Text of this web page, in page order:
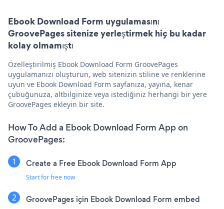
Ebook Download Form uygulamasını
GroovePages sitenize yerleştirmek hiç bu kadar
kolay olmamıştı
Özelleştirilmiş Ebook Download Form GroovePages
uygulamanızı oluşturun, web sitenizin stiline ve renklerine
uyun ve Ebook Download Form sayfanıza, yayına, kenar
çubuğunuza, altbilginize veya istediğiniz herhangi bir yere
GroovePages ekleyin bir site.
How To Add a Ebook Download Form App on
GroovePages:
Create a Free Ebook Download Form App
Start for free now
GroovePages için Ebook Download Form embed